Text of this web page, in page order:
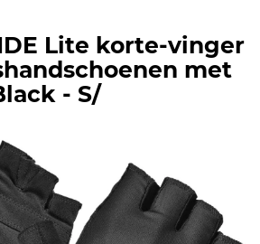
Lite korte-vinger
met
- S/